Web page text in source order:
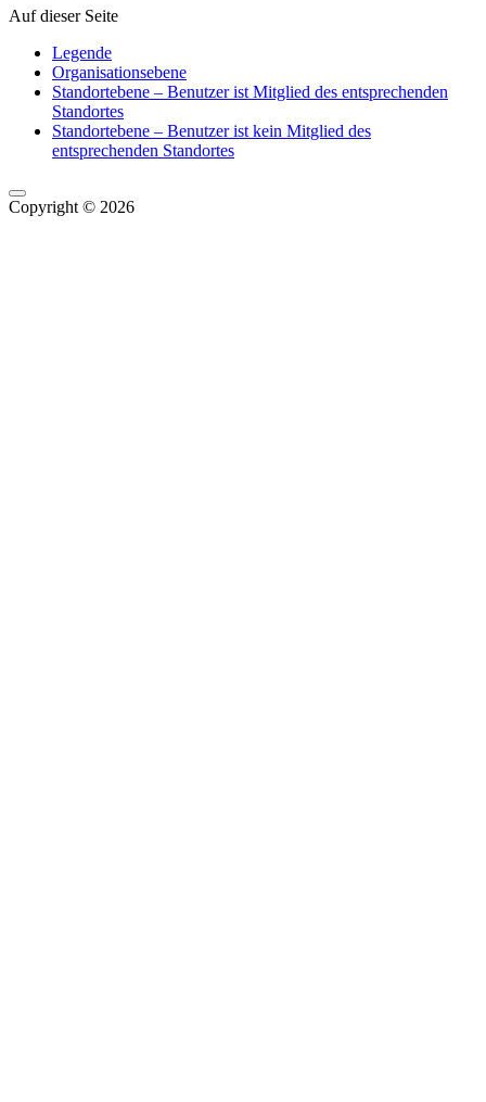
Auf dieser Seite
Legende
Organisationsebene
Standortebene – Benutzer ist Mitglied des entsprechenden
Standortes
Standortebene – Benutzer ist kein Mitglied des
entsprechenden Standortes
Copyright © 2026